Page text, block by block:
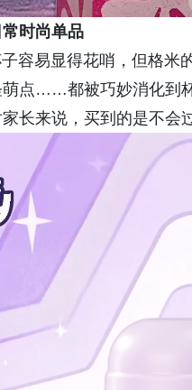
常时尚单品
容易显得花哨，但格米
点……都被巧妙消化到
长来说，买到的是不会